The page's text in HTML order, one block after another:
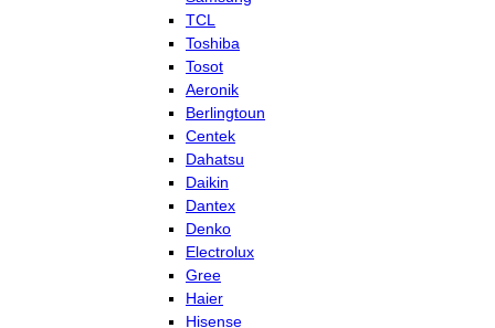
TCL
Toshiba
Tosot
Aeronik
Berlingtoun
Centek
Dahatsu
Daikin
Dantex
Denko
Electrolux
Gree
Haier
Hisense